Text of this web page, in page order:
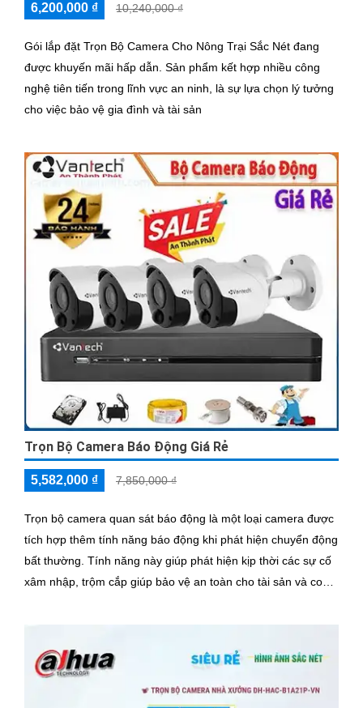
6,200,000 ₫ 10,240,000 ₫
Gói lắp đặt Trọn Bộ Camera Cho Nông Trại Sắc Nét đang
được khuyến mãi hấp dẫn. Sản phẩm kết hợp nhiều công
nghệ tiên tiến trong lĩnh vực an ninh, là sự lựa chọn lý tưởng
cho việc bảo vệ gia đình và tài sản
Trọn Bộ Camera Báo Động Giá Rẻ
5,582,000 ₫ 7,850,000 ₫
Trọn bộ camera quan sát báo động là một loại camera được
tích hợp thêm tính năng báo động khi phát hiện chuyển động
bất thường. Tính năng này giúp phát hiện kịp thời các sự cố
xâm nhập, trộm cắp giúp bảo vệ an toàn cho tài sản và con